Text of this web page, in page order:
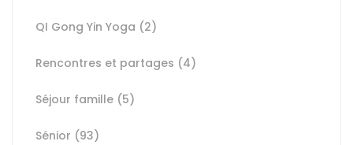
QI Gong Yin Yoga (2)
Rencontres et partages (4)
Séjour famille (5)
Sénior (93)